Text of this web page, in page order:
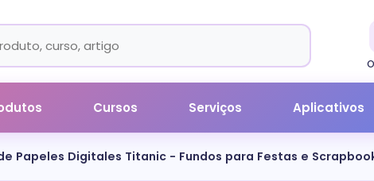
Cursos Serviços Aplicativos
Papeles Digitales Titanic - Fundos para Festas e